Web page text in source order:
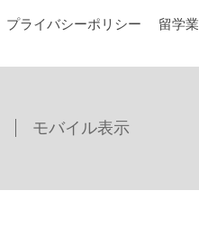
プライバシーポリシー 留学
モバイル表示